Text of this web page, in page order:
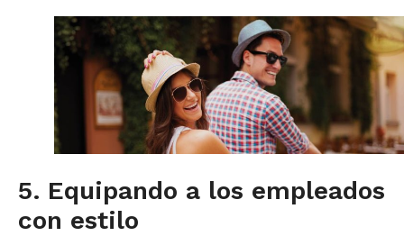
5. Equipando a los empleados
con estilo